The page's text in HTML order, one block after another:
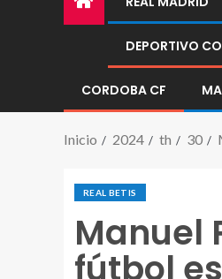
DEPORTIVO
CORDOBA CF
Inicio 2024 th 30
REAL BETIS
Manuel
fútbol